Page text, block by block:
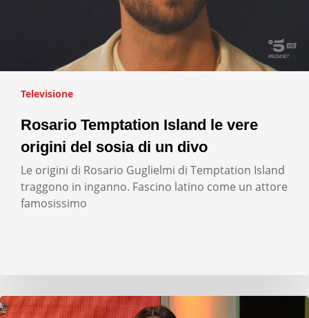
Televisione
Rosario Temptation Island le vere
origini del sosia di un divo
Le origini di Rosario Guglielmi di Temptation Island
traggono in inganno. Fascino latino come un attore
famosissimo